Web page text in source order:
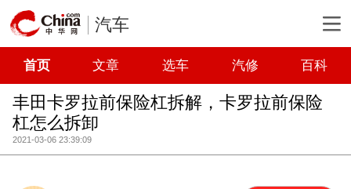
汽车
首页 文章 选车 汽修 百科
丰田卡罗拉前保险杠拆解，卡罗拉前保险
杠怎么拆卸
2021-03-06 23:39:09